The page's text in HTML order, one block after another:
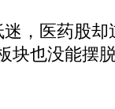
，医药股却
块也没能摆